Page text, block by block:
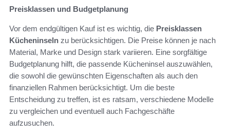
Preisklassen und Budgetplanung
Vor dem endgültigen Kauf ist es wichtig, die Preisklassen
Kücheninseln zu berücksichtigen. Die Preise können je nach
Material, Marke und Design stark variieren. Eine sorgfältige
Budgetplanung hilft, die passende Kücheninsel auszuwählen,
die sowohl die gewünschten Eigenschaften als auch den
finanziellen Rahmen berücksichtigt. Um die beste
Entscheidung zu treffen, ist es ratsam, verschiedene Modelle
zu vergleichen und eventuell auch Fachgeschäfte
aufzusuchen.